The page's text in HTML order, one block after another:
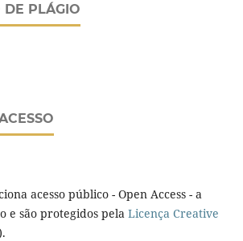
DE PLÁGIO
acesso público - Open Access - a
e são protegidos pela Licença Creative